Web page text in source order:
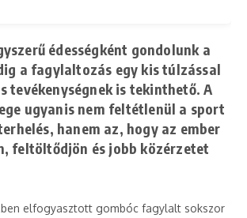
édességként gondolunk a
a fagylaltozás egy kis túlzással
tevékenységnek is tekinthető. A
ugyanis nem feltétlenül a sport
hanem az, hogy az ember
feltöltődjön és jobb közérzetet
elfogyasztott gombóc fagylalt sokszor